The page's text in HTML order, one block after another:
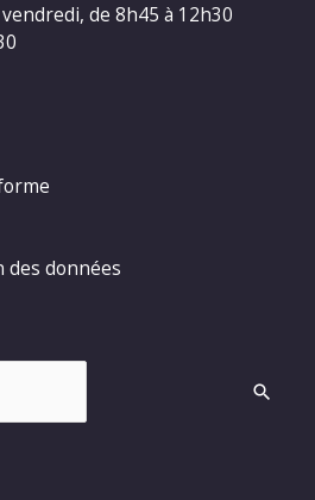
de 8h45 à 12h30
des données